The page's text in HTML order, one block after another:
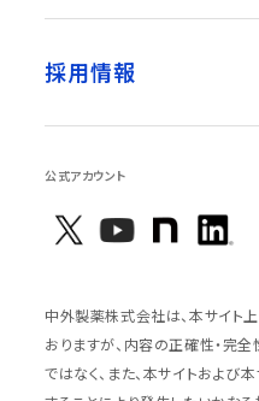
採用情報
公式アカウント
中外製薬株式会社は、本サイト
おりますが、内容の正確性・完
ではなく、また、本サイトおよ